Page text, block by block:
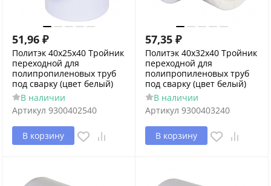
51,96 ₽
Политэк 40х25х40 Тройник
переходной для
полипропиленовых труб
под сварку (цвет белый)
В наличии
Артикул 9300402540
В корзину
57,35 ₽
Политэк 40х32х40 Тройник
переходной для
полипропиленовых труб
под сварку (цвет белый)
В наличии
Артикул 9300403240
В корзину